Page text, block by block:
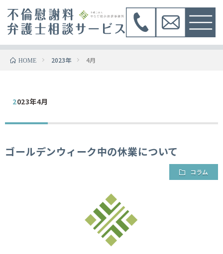
HOME 2023年 4月
2023年4月
ゴールデンウィーク中の休業について
コラム